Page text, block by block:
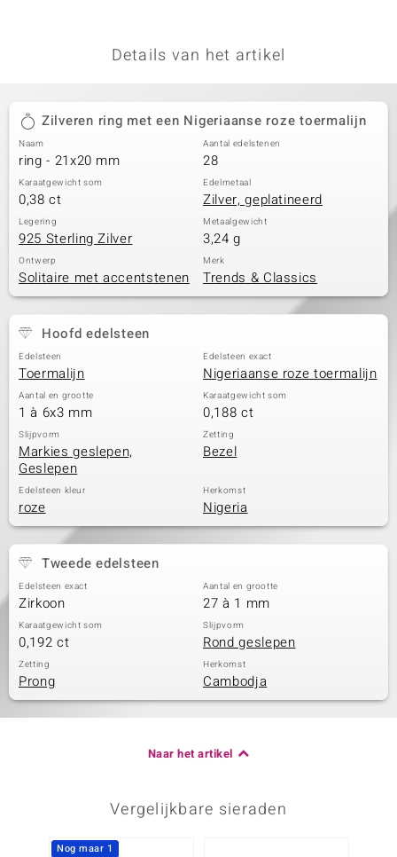
Details van het artikel
Zilveren ring met een Nigeriaanse roze toermalijn
Naam
ring - 21x20 mm
Aantal edelstenen
28
Karaatgewicht som
0,38 ct
Edelmetaal
Zilver, geplatineerd
Legering
925 Sterling Zilver
Metaalgewicht
3,24 g
Ontwerp
Solitaire met accentstenen
Merk
Trends & Classics
Hoofd edelsteen
Edelsteen
Toermalijn
Edelsteen exact
Nigeriaanse roze toermalijn
Aantal en grootte
1 à 6x3 mm
Karaatgewicht som
0,188 ct
Slijpvorm
Markies geslepen,
Geslepen
Zetting
Bezel
Edelsteen kleur
roze
Herkomst
Nigeria
Tweede edelsteen
Edelsteen exact
Zirkoon
Aantal en grootte
27 à 1 mm
Karaatgewicht som
0,192 ct
Slijpvorm
Rond geslepen
Zetting
Prong
Herkomst
Cambodja
Naar het artikel
Vergelijkbare sieraden
Nog maar 1